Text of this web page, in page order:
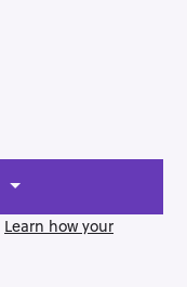
Learn how your